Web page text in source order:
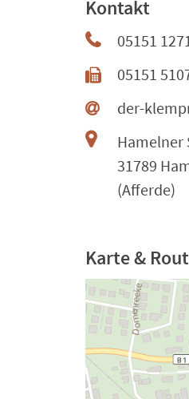
Kontakt
05151
05151
der-
Hamelner
31789
(Afferde)
Karte &